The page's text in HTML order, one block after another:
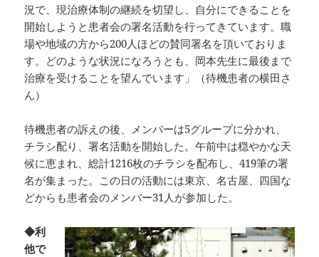
況で、現治療体制の継続を切望し、自分にできることを
開始しようと患者会の署名活動を行ってきています。職
場や地域の方から200人ほどの賛同署名を頂いておりま
す。どのような状況になろうとも、岡本先生に最後まで
治療を受けることを望んでいます」（待機患者の横田さ
ん）
待機患者の訴えの後、メンバーは5グループに分かれ、
チラシ配り、署名活動を開始した。午前中は穏やかな天
候に恵まれ、総計1216枚のチラシを配布し、419筆の署
名が集まった。この日の活動には東京、名古屋、四国な
どからも患者会のメンバー31人が参加した。
◆利
他で